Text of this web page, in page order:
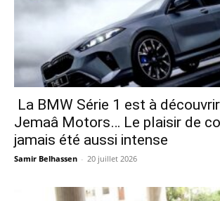
La BMW Série 1 est à
Jemaâ Motors… Le plaisir de
jamais été aussi intense
Samir Belhassen - 20 juillet 2026